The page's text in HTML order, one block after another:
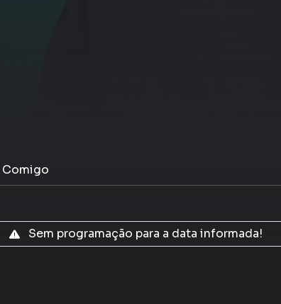
Comigo
Sem programação para a data informada!